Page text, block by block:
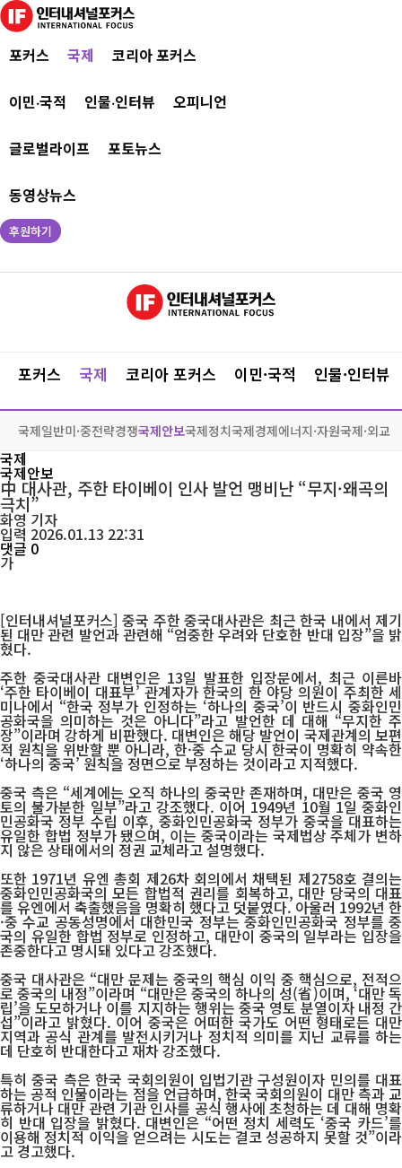
포커스 국제 코리아 포커스
이민·국적 인물·인터뷰 오피니언
글로벌라이프 포토뉴스
동영상뉴스
후원하기
포커스 국제 코리아 포커스 이민·국적 인물·인터뷰
국제일반미·중전략경쟁국제안보국제정치국제경제에너지·자원국제·외교
국제
국제안보
中 대사관, 주한 타이베이 인사 발언 맹비난 “무지·왜곡의
극치”
화영기자
입력 2026.01.13 22:31
댓글 0
가
[인터내셔널포커스] 중국 주한 중국대사관은 최근 한국 내에서 제기
된 대만 관련 발언과 관련해 “엄중한 우려와 단호한 반대 입장”을 밝
혔다.
주한 중국대사관 대변인은 13일 발표한 입장문에서, 최근 이른바
‘주한 타이베이 대표부’ 관계자가 한국의 한 야당 의원이 주최한 세
미나에서 “한국 정부가 인정하는 ‘하나의 중국’이 반드시 중화인민
공화국을 의미하는 것은 아니다”라고 발언한 데 대해 “무지한 주
장”이라며 강하게 비판했다. 대변인은 해당 발언이 국제관계의 보편
적 원칙을 위반할 뿐 아니라, 한·중 수교 당시 한국이 명확히 약속한
‘하나의 중국’ 원칙을 정면으로 부정하는 것이라고 지적했다.
중국 측은 “세계에는 오직 하나의 중국만 존재하며, 대만은 중국 영
토의 불가분한 일부”라고 강조했다. 이어 1949년 10월 1일 중화인
민공화국 정부 수립 이후, 중화인민공화국 정부가 중국을 대표하는
유일한 합법 정부가 됐으며, 이는 중국이라는 국제법상 주체가 변하
지 않은 상태에서의 정권 교체라고 설명했다.
또한 1971년 유엔 총회 제26차 회의에서 채택된 제2758호 결의는
중화인민공화국의 모든 합법적 권리를 회복하고, 대만 당국의 대표
를 유엔에서 축출했음을 명확히 했다고 덧붙였다. 아울러 1992년 한
·중 수교 공동성명에서 대한민국 정부는 중화인민공화국 정부를 중
국의 유일한 합법 정부로 인정하고, 대만이 중국의 일부라는 입장을
존중한다고 명시돼 있다고 강조했다.
중국 대사관은 “대만 문제는 중국의 핵심 이익 중 핵심으로, 전적으
로 중국의 내정”이라며 “대만은 중국의 하나의 성(省)이며, ‘대만 독
립’을 도모하거나 이를 지지하는 행위는 중국 영토 분열이자 내정 간
섭”이라고 밝혔다. 이어 중국은 어떠한 국가도 어떤 형태로든 대만
지역과 공식 관계를 발전시키거나 정치적 의미를 지닌 교류를 하는
데 단호히 반대한다고 재차 강조했다.
특히 중국 측은 한국 국회의원이 입법기관 구성원이자 민의를 대표
하는 공적 인물이라는 점을 언급하며, 한국 국회의원이 대만 측과 교
류하거나 대만 관련 기관 인사를 공식 행사에 초청하는 데 대해 명확
히 반대 입장을 밝혔다. 대변인은 “어떤 정치 세력도 ‘중국 카드’를
이용해 정치적 이익을 얻으려는 시도는 결코 성공하지 못할 것”이라
고 경고했다.